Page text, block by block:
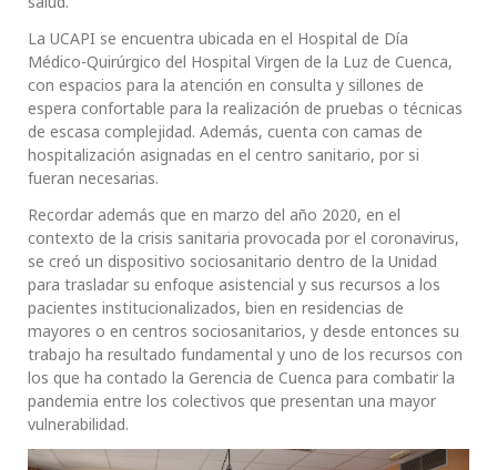
La UCAPI se encuentra ubicada en el Hospital de Día
Médico-Quirúrgico del Hospital Virgen de la Luz de Cuenca,
con espacios para la atención en consulta y sillones de
espera confortable para la realización de pruebas o técnicas
de escasa complejidad. Además, cuenta con camas de
hospitalización asignadas en el centro sanitario, por si
fueran necesarias.
Recordar además que en marzo del año 2020, en el
contexto de la crisis sanitaria provocada por el coronavirus,
se creó un dispositivo sociosanitario dentro de la Unidad
para trasladar su enfoque asistencial y sus recursos a los
pacientes institucionalizados, bien en residencias de
mayores o en centros sociosanitarios, y desde entonces su
trabajo ha resultado fundamental y uno de los recursos con
los que ha contado la Gerencia de Cuenca para combatir la
pandemia entre los colectivos que presentan una mayor
vulnerabilidad.